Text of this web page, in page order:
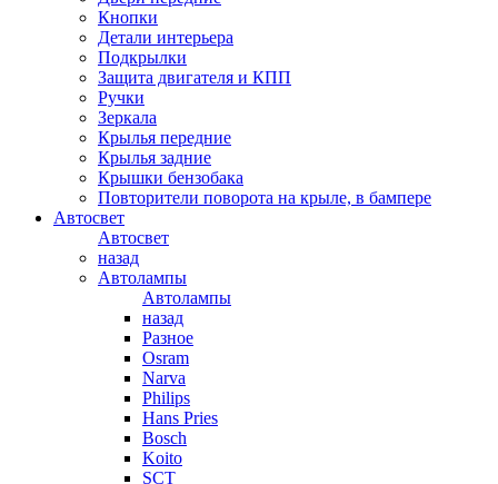
Кнопки
Детали интерьера
Подкрылки
Защита двигателя и КПП
Ручки
Зеркала
Крылья передние
Крылья задние
Крышки бензобака
Повторители поворота на крыле, в бампере
Автосвет
Автосвет
назад
Автолампы
Автолампы
назад
Разное
Osram
Narva
Philips
Hans Pries
Bosch
Koito
SCT